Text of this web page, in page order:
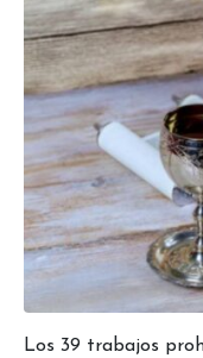
Los 39 trabajos